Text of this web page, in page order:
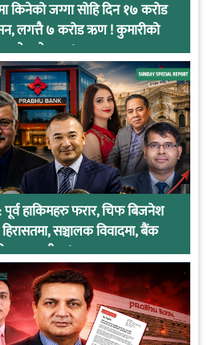
किनेको जग्गा सोहि दिन १७ करोड
लगत्तै ७ करोड ऋण ! कुमारीको
कनेक्सन !
पूर्व हाकिमहरु फरार, चिफ बिजनेश
सञ्चालक विवादमा, बैंक
कारवाहीमा !